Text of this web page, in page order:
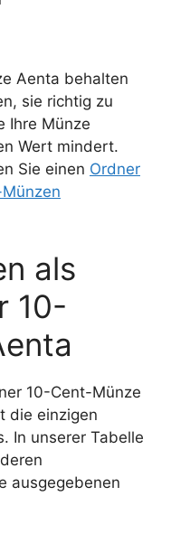
Aenta behalten
sie richtig zu
Ihre Münze
Wert mindert.
Sie einen Ordner
als
10-
10-Cent-Münze
die einzigen
In unserer Tabelle
ausgegebenen